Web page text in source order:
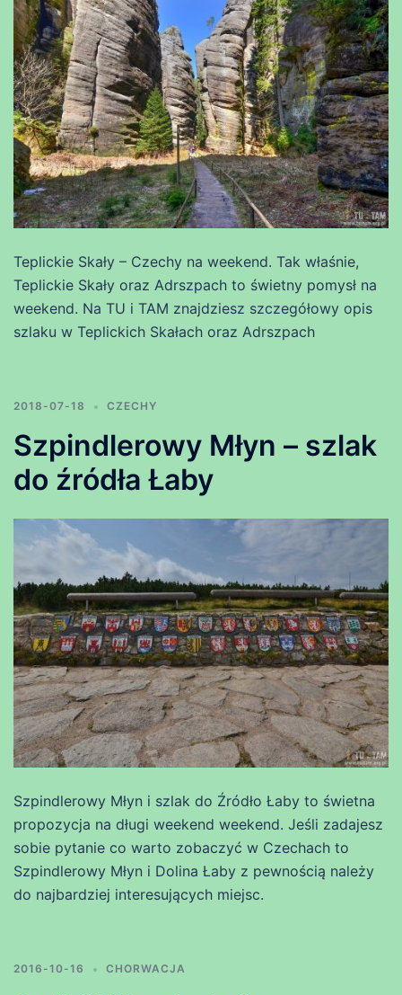
Teplickie Skały – Czechy na weekend. Tak właśnie,
Teplickie Skały oraz Adrszpach to świetny pomysł na
weekend. Na TU i TAM znajdziesz szczegółowy opis
szlaku w Teplickich Skałach oraz Adrszpach
2018-07-18 CZECHY
Szpindlerowy Młyn – szlak
do źródła Łaby
Szpindlerowy Młyn i szlak do Źródło Łaby to świetna
propozycja na długi weekend weekend. Jeśli zadajesz
sobie pytanie co warto zobaczyć w Czechach to
Szpindlerowy Młyn i Dolina Łaby z pewnością należy
do najbardziej interesujących miejsc.
2016-10-16 CHORWACJA